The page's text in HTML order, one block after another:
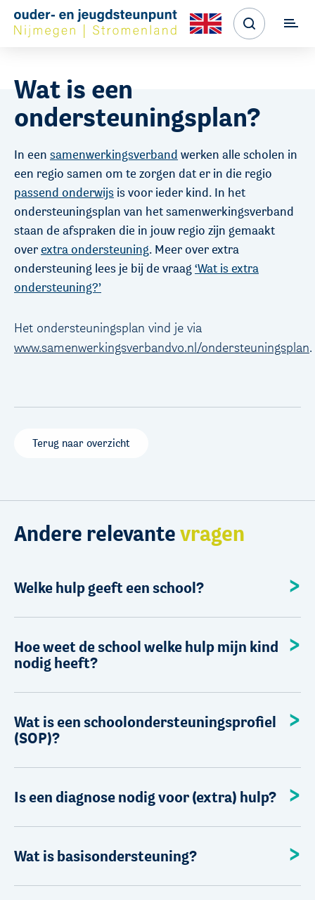
Wat is een
ondersteuningsplan?
In een samenwerkingsverband werken alle scholen in
een regio samen om te zorgen dat er in die regio
passend onderwijs is voor ieder kind. In het
ondersteuningsplan van het samenwerkingsverband
staan de afspraken die in jouw regio zijn gemaakt
overextra ondersteuning. Meer over extra
ondersteuning lees je bij de vraag ‘Wat is extra
ondersteuning?’
Het ondersteuningsplan vind je via
www.samenwerkingsverbandvo.nl/ondersteuningsplan.
Terug naar overzicht
Andere relevantevragen
Welke hulp geeft een school?
Hoe weet de school welke hulp mijn kind
nodig heeft?
Wat is een schoolondersteuningsprofiel
(SOP)?
Is een diagnose nodig voor (extra) hulp?
Wat is basisondersteuning?